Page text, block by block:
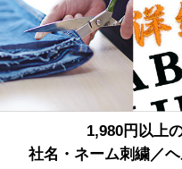
1,980円以上
社名・ネーム刺繍／